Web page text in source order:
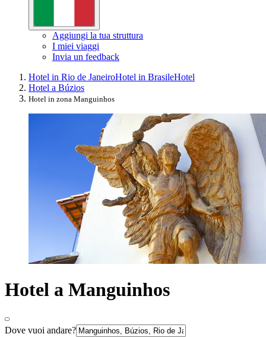
Aggiungi la tua struttura
I miei viaggi
Invia un feedback
Hotel in Rio de JaneiroHotel in BrasileHotel
Hotel a Búzios
Hotel in zona Manguinhos
Hotel a Manguinhos
Dove vuoi andare?